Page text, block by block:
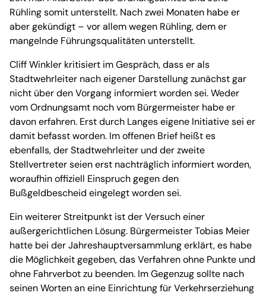
Rühling somit unterstellt. Nach zwei Monaten habe er
aber gekündigt – vor allem wegen Rühling, dem er
mangelnde Führungsqualitäten unterstellt.
Cliff Winkler kritisiert im Gespräch, dass er als
Stadtwehrleiter nach eigener Darstellung zunächst gar
nicht über den Vorgang informiert worden sei. Weder
vom Ordnungsamt noch vom Bürgermeister habe er
davon erfahren. Erst durch Langes eigene Initiative sei er
damit befasst worden. Im offenen Brief heißt es
ebenfalls, der Stadtwehrleiter und der zweite
Stellvertreter seien erst nachträglich informiert worden,
woraufhin offiziell Einspruch gegen den
Bußgeldbescheid eingelegt worden sei.
Ein weiterer Streitpunkt ist der Versuch einer
außergerichtlichen Lösung. Bürgermeister Tobias Meier
hatte bei der Jahreshauptversammlung erklärt, es habe
die Möglichkeit gegeben, das Verfahren ohne Punkte und
ohne Fahrverbot zu beenden. Im Gegenzug sollte nach
seinen Worten an eine Einrichtung für Verkehrserziehung